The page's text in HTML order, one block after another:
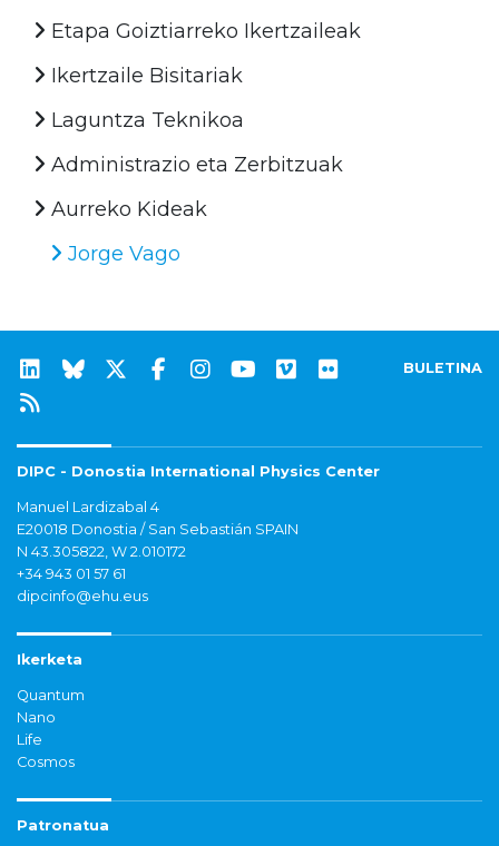
Etapa Goiztiarreko Ikertzaileak
Ikertzaile Bisitariak
Laguntza Teknikoa
Administrazio eta Zerbitzuak
Aurreko Kideak
Jorge Vago
BULETINA
DIPC - Donostia International Physics Center
Manuel Lardizabal 4
E20018 Donostia / San Sebastián SPAIN
N 43.305822, W 2.010172
+34 943 01 57 61
dipcinfo@ehu.eus
Ikerketa
Quantum
Nano
Life
Cosmos
Patronatua